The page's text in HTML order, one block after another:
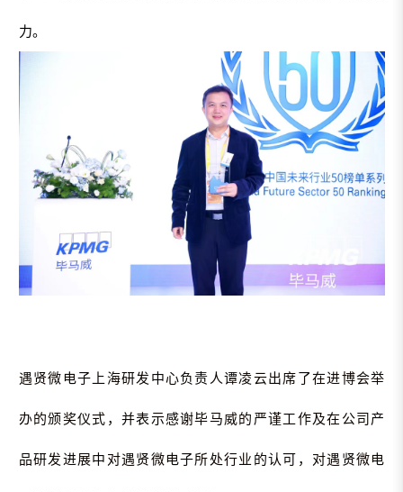
力。
遇贤微电子上海研发中心负责人谭凌云出席了在进博会举
办的颁奖仪式，并表示感谢毕马威的严谨工作及在公司产
品研发进展中对遇贤微电子所处行业的认可，对遇贤微电